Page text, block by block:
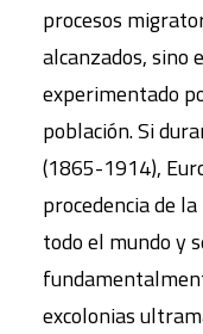
procesos
alcanzados, sino
experimentado
población. Si
(1865-1914),
procedencia de
todo el mundo y
excolonias